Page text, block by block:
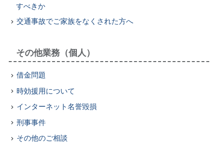
すべきか
交通事故でご家族をなくされた方へ
その他業務（個人）
借金問題
時効援用について
インターネット名誉毀損
刑事事件
その他のご相談